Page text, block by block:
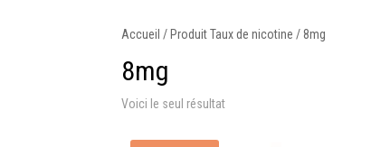
Accueil / Produit Taux de nicotine / 8mg
8mg
Voici le seul résultat